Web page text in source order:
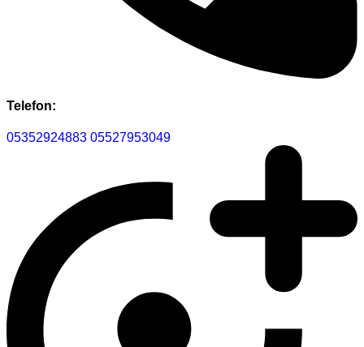
Telefon:
05352924883 05527953049